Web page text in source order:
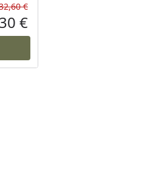
Rabatt in Prozent
Ursprünglicher Preis
€
Aktueller Preis
€